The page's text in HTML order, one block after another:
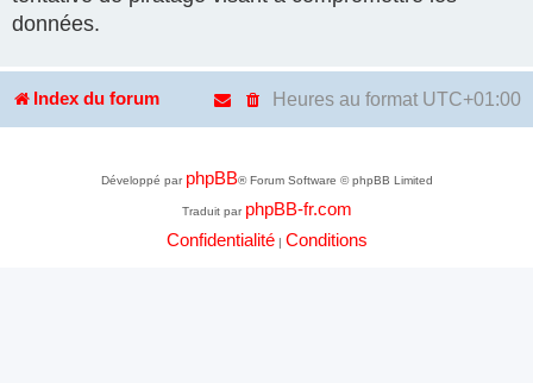
données.
Index du forum Heures au format UTC+01:00
Développé par phpBB® Forum Software © phpBB Limited
Traduit par phpBB-fr.com
Confidentialité| Conditions